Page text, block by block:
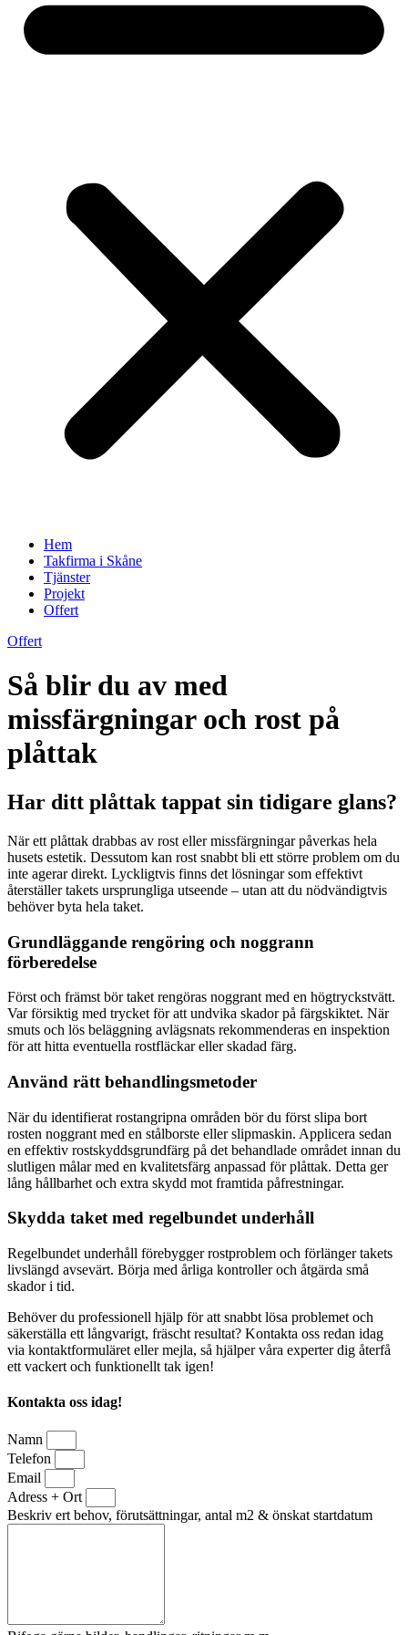
Hem
Takfirma i Skåne
Tjänster
Projekt
Offert
Offert
Så blir du av med
missfärgningar och rost på
plåttak
Har ditt plåttak tappat sin tidigare glans?
När ett plåttak drabbas av rost eller missfärgningar påverkas hela
husets estetik. Dessutom kan rost snabbt bli ett större problem om du
inte agerar direkt. Lyckligtvis finns det lösningar som effektivt
återställer takets ursprungliga utseende – utan att du nödvändigtvis
behöver byta hela taket.
Grundläggande rengöring och noggrann
förberedelse
Först och främst bör taket rengöras noggrant med en högtryckstvätt.
Var försiktig med trycket för att undvika skador på färgskiktet. När
smuts och lös beläggning avlägsnats rekommenderas en inspektion
för att hitta eventuella rostfläckar eller skadad färg.
Använd rätt behandlingsmetoder
När du identifierat rostangripna områden bör du först slipa bort
rosten noggrant med en stålborste eller slipmaskin. Applicera sedan
en effektiv rostskyddsgrundfärg på det behandlade området innan du
slutligen målar med en kvalitetsfärg anpassad för plåttak. Detta ger
lång hållbarhet och extra skydd mot framtida påfrestningar.
Skydda taket med regelbundet underhåll
Regelbundet underhåll förebygger rostproblem och förlänger takets
livslängd avsevärt. Börja med årliga kontroller och åtgärda små
skador i tid.
Behöver du professionell hjälp för att snabbt lösa problemet och
säkerställa ett långvarigt, fräscht resultat? Kontakta oss redan idag
via kontaktformuläret eller mejla, så hjälper våra experter dig återfå
ett vackert och funktionellt tak igen!
Kontakta oss idag!
Namn
Telefon
Email
Adress + Ort
Beskriv ert behov, förutsättningar, antal m2 & önskat startdatum